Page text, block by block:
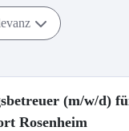
(m/w/d)
Rosenheim